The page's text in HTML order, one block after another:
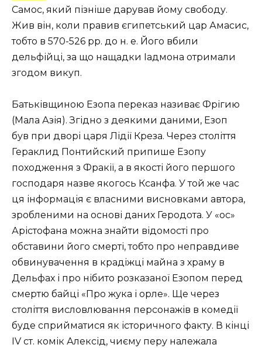
Самос, який пізніше дарував йому свободу.
Жив він, коли правив єгипетський цар Амасис,
тобто в 570-526 рр. до н. е. Його вбили
дельфійці, за що нащадки Іадмона отримали
згодом викуп.
Батьківщиною Езопа переказ називає Фрігию
(Мала Азія). Згідно з деякими даними, Езоп
був при дворі царя Лідії Креза. Через століття
Гераклид Понтийский припише Езопу
походження з Фракії, а в якості його першого
господаря назве якогось Ксанфа. У той же час
ця інформація є власними висновками автора,
зробленими на основі даних Геродота. У «ос»
Арістофана можна знайти відомості про
обставини його смерті, тобто про неправдиве
обвинувачення в крадіжці майна з храму в
Дельфах і про нібито розказаної Езопом перед
смертю байці «Про жука і орле». Ще через
століття висловлювання персонажів в комедії
буде сприйматися як історичного факту. В кінці
IV ст. комік Алексід, чиєму перу належала